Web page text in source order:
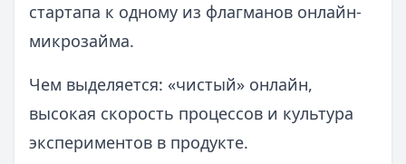
стартапа к одному из флагманов онлайн-
микрозайма.
Чем выделяется: «чистый» онлайн,
высокая скорость процессов и культура
экспериментов в продукте.